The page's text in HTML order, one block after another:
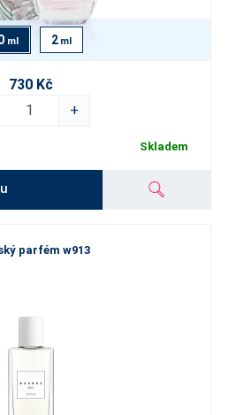
ml 2 ml
730 Kč
+
Skladem
parfém w913